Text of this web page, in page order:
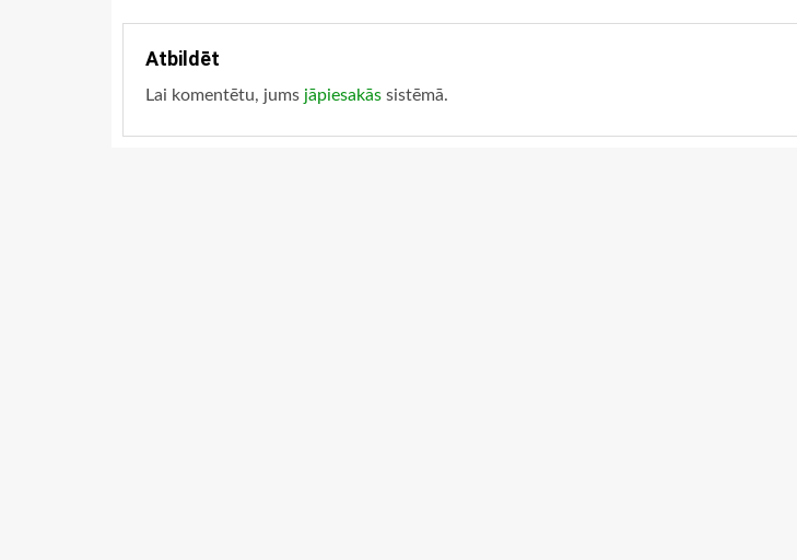
Atbildēt
Lai komentētu, jums jāpiesakās sistēmā.